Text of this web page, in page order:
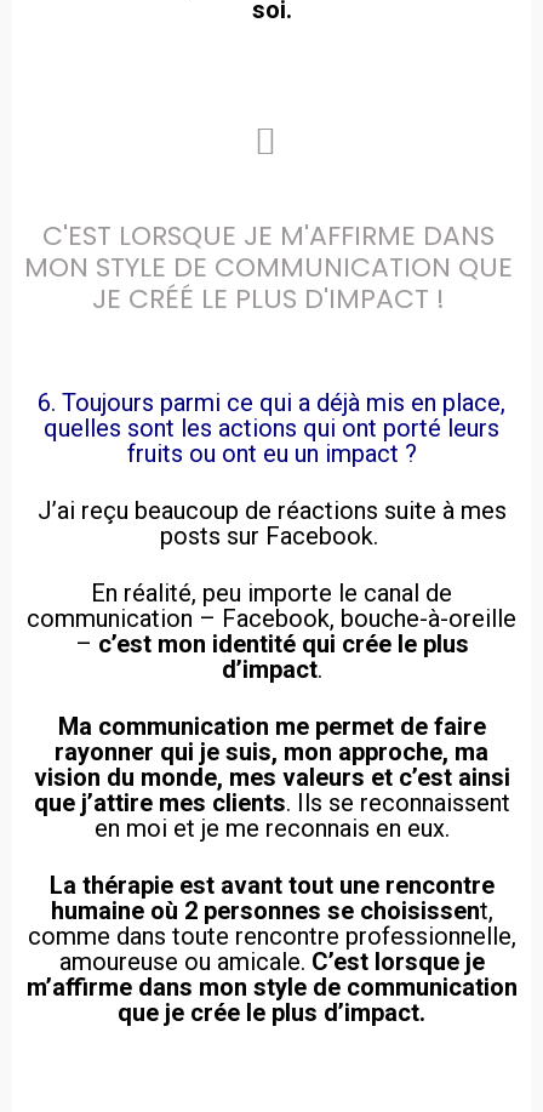
soi.
C'EST LORSQUE JE M'AFFIRME DANS
MON STYLE DE COMMUNICATION QUE
6. Toujours parmi ce qui a déjà mis en place,
quelles sont les actions qui ont porté leurs
fruits ou ont eu un impact ?
J’ai reçu beaucoup de réactions suite à mes
posts sur Facebook.
En réalité, peu importe le canal de
communication – Facebook, bouche-à-oreille
– c’est mon identité qui crée le plus
d’impact.
Ma communication me permet de faire
rayonner qui je suis, mon approche, ma
vision du monde, mes valeurs et c’est ainsi
que j’attire mes clients. Ils se reconnaissent
en moi et je me reconnais en eux.
La thérapie est avant tout une rencontre
humaine où 2 personnes se choisissent,
comme dans toute rencontre professionnelle,
amoureuse ou amicale. C’est lorsque je
m’affirme dans mon style de communication
que je crée le plus d’impact.